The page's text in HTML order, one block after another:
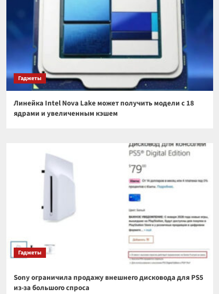
Гаджеты
Линейка Intel Nova Lake может получить модели с 18
ядрами и увеличенным кэшем
Гаджеты
Sony ограничила продажу внешнего дисковода для PS5
из-за большого спроса